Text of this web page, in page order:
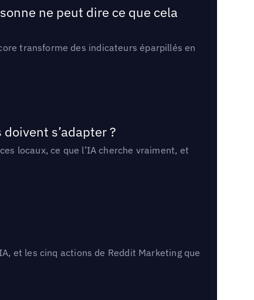
ne peut dire ce que cela
transforme des indicateurs éparpillés en
s’adapter ?
locaux, ce que l’IA cherche vraiment, et
et les cinq actions de Reddit Marketing que